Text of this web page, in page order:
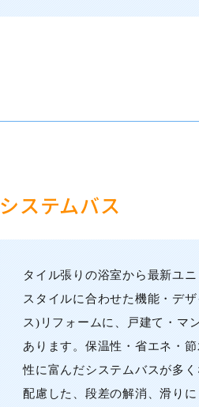
システムバス
タイル張りの浴室から最新ユ
スタイルに合わせた機能・デ
ス)リフォームに、戸建て・マ
あります。保温性・省エネ・
性に富んだシステムバスが多
配慮した、段差の解消、滑り